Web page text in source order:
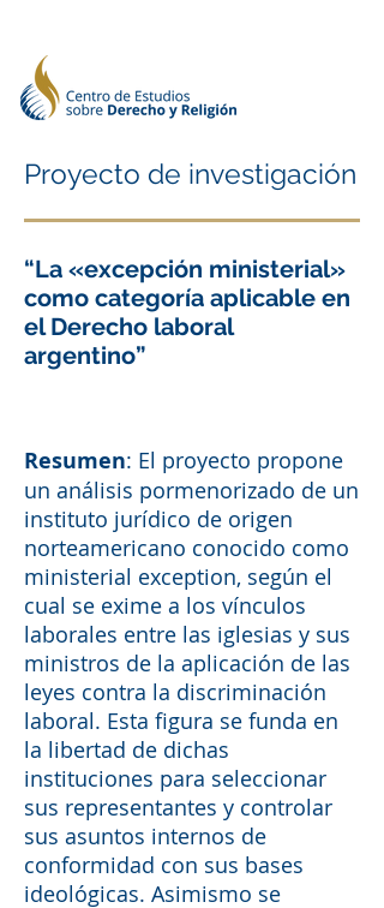
Proyecto de investigación
“La «excepción ministerial»
como categoría aplicable en
el Derecho laboral
argentino”
Resumen: El proyecto propone
un análisis pormenorizado de un
instituto jurídico de origen
norteamericano conocido como
ministerial exception, según el
cual se exime a los vínculos
laborales entre las iglesias y sus
ministros de la aplicación de las
leyes contra la discriminación
laboral. Esta figura se funda en
la libertad de dichas
instituciones para seleccionar
sus representantes y controlar
sus asuntos internos de
conformidad con sus bases
ideológicas. Asimismo se